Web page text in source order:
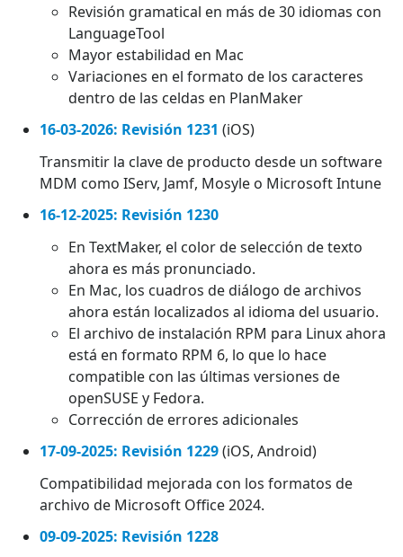
Revisión gramatical en más de 30 idiomas con
LanguageTool
Mayor estabilidad en Mac
Variaciones en el formato de los caracteres
dentro de las celdas en PlanMaker
16-03-2026: Revisión 1231 (iOS)
Transmitir la clave de producto desde un software
MDM como IServ, Jamf, Mosyle o Microsoft Intune
16-12-2025: Revisión 1230
En TextMaker, el color de selección de texto
ahora es más pronunciado.
En Mac, los cuadros de diálogo de archivos
ahora están localizados al idioma del usuario.
El archivo de instalación RPM para Linux ahora
está en formato RPM 6, lo que lo hace
compatible con las últimas versiones de
openSUSE y Fedora.
Corrección de errores adicionales
17-09-2025: Revisión 1229(iOS, Android)
Compatibilidad mejorada con los formatos de
archivo de Microsoft Office 2024.
09-09-2025: Revisión 1228